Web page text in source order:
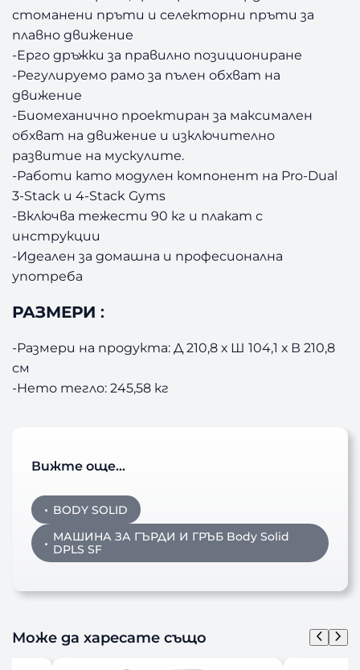
стоманени пръти и селекторни пръти за
плавно движение
-Ерго дръжки за правилно позициониране
-Регулируемо рамо за пълен обхват на
движение
-Биомеханично проектиран за максимален
обхват на движение и изключително
развитие на мускулите.
-Работи като модулен компонент на Pro-Dual
3-Stack и 4-Stack Gyms
-Включва тежести 90 кг и плакат с
инструкции
-Идеален за домашна и професионална
употреба
РАЗМЕРИ :
-Размери на продукта: Д 210,8 х Ш 104,1 х В 210,8
см
-Нето тегло: 245,58 кг
Вижте още…
BODY SOLID
МАШИНА ЗА ГЪРДИ И ГРЪБ Body Solid
DPLS SF
Може да харесате също